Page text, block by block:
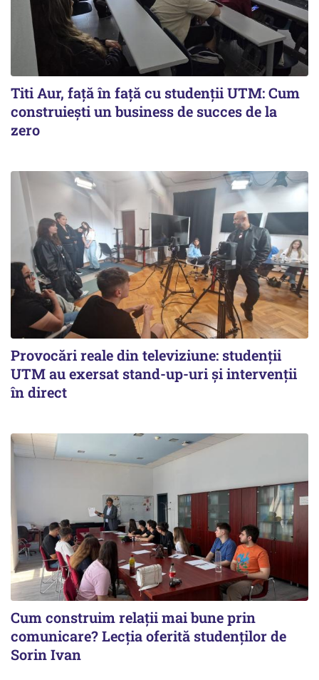
Titi Aur, față în față cu studenții UTM: Cum
construiești un business de succes de la
zero
Provocări reale din televiziune: studenții
UTM au exersat stand-up-uri și intervenții
în direct
Cum construim relații mai bune prin
comunicare? Lecția oferită studenților de
Sorin Ivan